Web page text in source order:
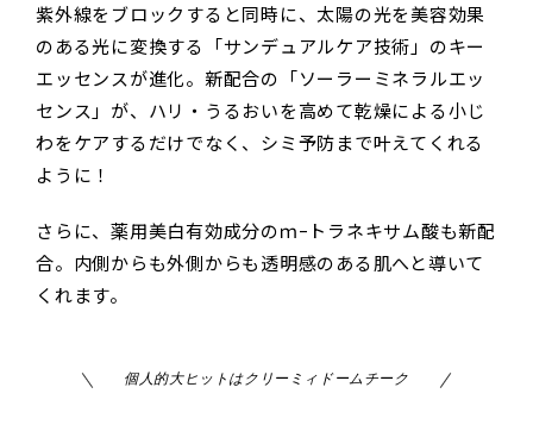
紫外線をブロックすると同時に、太陽の光を美容効果
のある光に変換する「サンデュアルケア技術」のキー
エッセンスが進化。新配合の「ソーラーミネラルエッ
センス」が、ハリ・うるおいを高めて乾燥による小じ
わをケアするだけでなく、シミ予防まで叶えてくれる
ように！
さらに、薬用美白有効成分のｍ-トラネキサム酸も新配
合。内側からも外側からも透明感のある肌へと導いて
くれます。
個人的大ヒットはクリーミィドームチーク